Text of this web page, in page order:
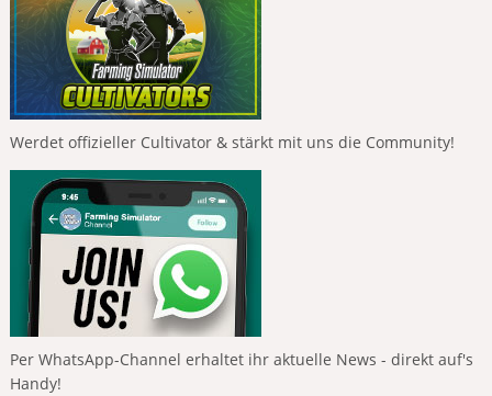
Werdet offizieller Cultivator & stärkt mit uns die Community!
Per WhatsApp-Channel erhaltet ihr aktuelle News - direkt auf's
Handy!